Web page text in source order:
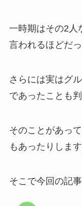
一時期はその2人
言われるほどだっ
さらには実はグ
であったことも
そのことがあっ
もあったりします
そこで今回の記